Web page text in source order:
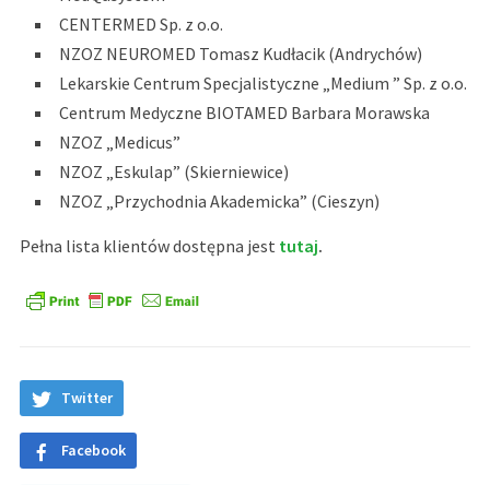
CENTERMED Sp. z o.o.
NZOZ NEUROMED Tomasz Kudłacik (Andrychów)
Lekarskie Centrum Specjalistyczne „Medium ” Sp. z o.o.
Centrum Medyczne BIOTAMED Barbara Morawska
NZOZ „Medicus”
NZOZ „Eskulap” (Skierniewice)
NZOZ „Przychodnia Akademicka” (Cieszyn)
Pełna lista klientów dostępna jest tutaj.
Twitter
Facebook